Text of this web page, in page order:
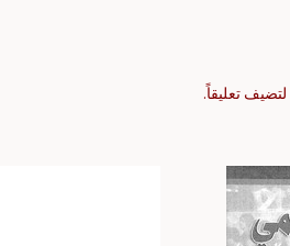
لتضيف تعليقاً.